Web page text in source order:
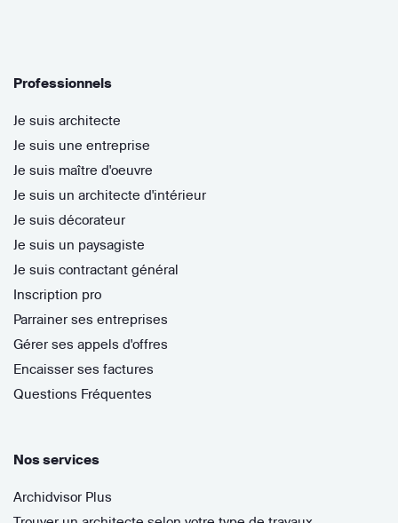
Professionnels
Je suis architecte
Je suis une entreprise
Je suis maître d'oeuvre
Je suis un architecte d'intérieur
Je suis décorateur
Je suis un paysagiste
Je suis contractant général
Inscription pro
Parrainer ses entreprises
Gérer ses appels d'offres
Encaisser ses factures
Questions Fréquentes
Nos services
Archidvisor Plus